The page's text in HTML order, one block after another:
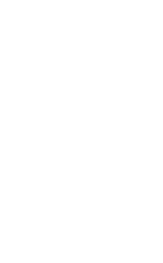
1220
1360
1400
D-350
SPC-4500
4500